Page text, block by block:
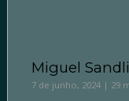
Miguel
7 de junho, 2024 | 29